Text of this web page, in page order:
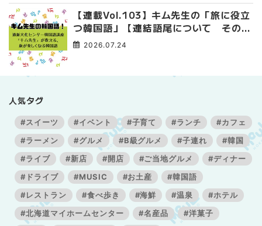
【連載Vol.103】キム先生の「旅に役立
つ韓国語」【連結語尾について その
3】2026.07.24
人気タグ
#スイーツ #イベント #子育て #ランチ
#カフェ
#ラーメン
#グルメ #B級グルメ #子連れ
#韓国
#ライブ
#新店 #開店 #ご当地グルメ
#ディナー
#ドライブ
#MUSIC #お土産
#韓国語
#レストラン
#食べ歩き #海鮮 #温泉
#ホテル
#北海道マイホームセンター
#名産品
#洋菓子